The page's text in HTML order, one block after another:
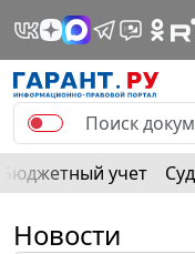
Бюджетный учет
Новости